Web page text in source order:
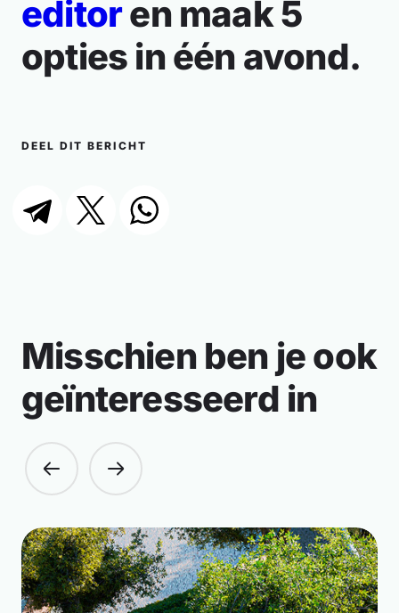
editoren maak 5
opties in één avond.
DEEL DIT BERICHT
Misschien ben je ook
geïnteresseerd in